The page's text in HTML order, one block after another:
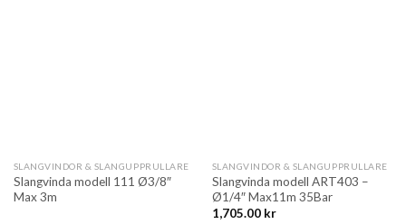
SLANGVINDOR & SLANGUPPRULLARE
Slangvinda modell 111 Ø3/8″
Max 3m
SLANGVINDOR & SLANGUPPRULLARE
Slangvinda modell ART403 –
Ø1/4″ Max11m 35Bar
1,705.00 kr